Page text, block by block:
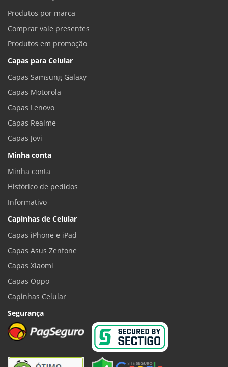
Produtos por marca
Comprar vale presentes
Produtos em promoção
Capas para Celular
Capas Samsung Galaxy
Capas Motorola
Capas Lenovo
Capas Realme
Capas Jovi
Minha conta
Minha conta
Histórico de pedidos
Informativo
Capinhas de Celular
Capas iPhone e iPad
Capas Asus Zenfone
Capas Xiaomi
Capas Oppo
Capinhas Celular
Segurança